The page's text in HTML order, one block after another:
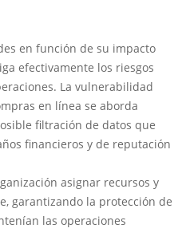
en función de su impacto
efectivamente los riesgos
La vulnerabilidad
en línea se aborda
filtración de datos que
financieros y de reputación
asignar recursos y
garantizando la protección de
las operaciones